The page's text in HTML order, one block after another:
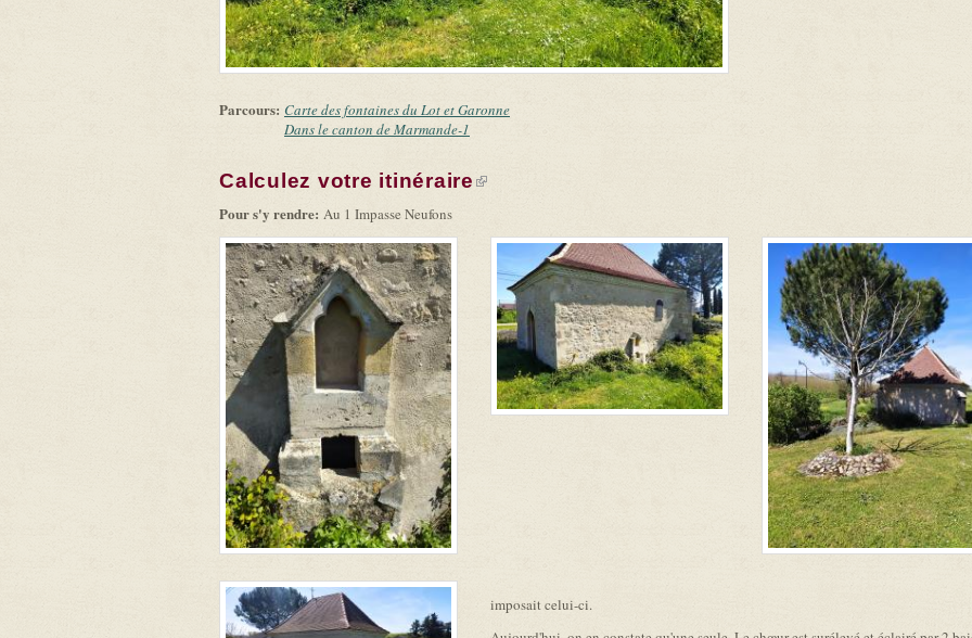
Parcours: Carte des fontaines du Lot et Garonne
Dans le canton de Marmande-1
Calculez votre itinéraire(link is external)
Pour s'y rendre: Au 1 Impasse Neufons
imposait celui-ci.